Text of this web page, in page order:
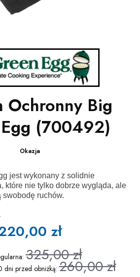
Ochronny Big
(700492)
Okazja
jest wykonany z solidnie
które nie tylko dobrze wygląda, ale
ruchów.
zł
325,00 zł
dni przed obniżką: 260,00 zł